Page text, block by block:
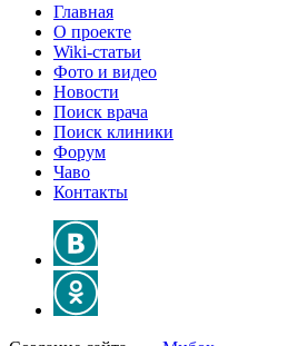
Главная
О проекте
Wiki-статьи
Фото и видео
Новости
Поиск врача
Поиск клиники
Форум
Чаво
Контакты